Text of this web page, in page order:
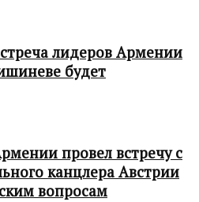
лидеров Армении
будет
провел встречу с
канцлера Австрии
вопросам